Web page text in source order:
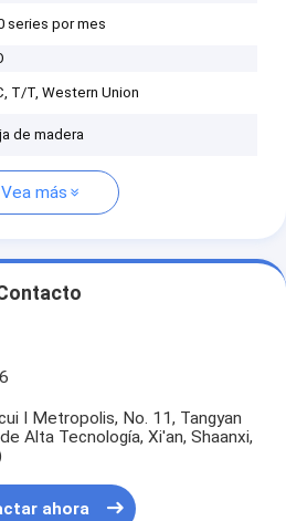
series por mes
T/T, Western Union
de madera
Vea más
I Metropolis, No. 11, Tangyan
Alta Tecnología, Xi'an, Shaanxi,
ahora